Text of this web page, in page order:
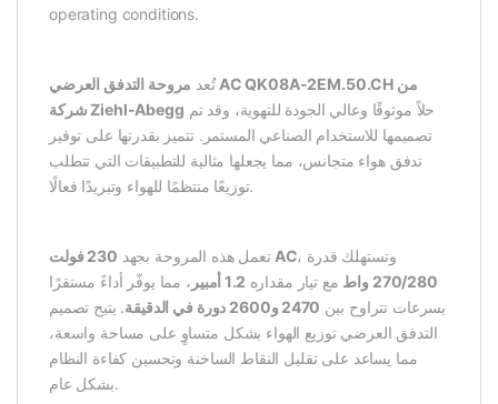
operating conditions.
تُعد مروحة التدفق العرضي AC QK08A-2EM.50.CH من
شركة Ziehl-Abegg
تصميمها للاستخدام الصناعي المستمر. تتميز بقدرتها على توفير
تدفق هواء متجانس، مما يجعلها مثالية للتطبيقات التي تتطلب
توزيعًا منتظمًا للهواء وتبريدًا فعالًا.
تعمل هذه المروحة بجهد230 فولت AC ، وتستهلك قدرة
270/280 واط
مع تيار مقداره 1.2 أمبير
، مما يوفّر أداءً مستقرًا
بسرعات تتراوح بين 2470 و2600 دورة في الدقيقة
. يتيح تصميم
التدفق العرضي توزيع الهواء بشكل متساوٍ على مساحة واسعة،
مما يساعد على تقليل النقاط الساخنة وتحسين كفاءة النظام
بشكل عام.